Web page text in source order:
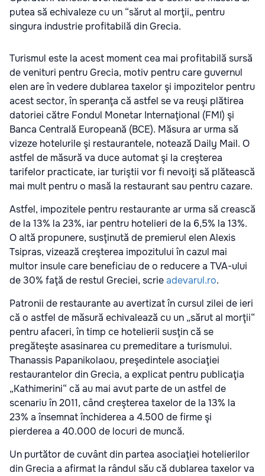
putea să echivaleze cu un “sărut al morţii„ pentru
singura industrie profitabilă din Grecia.
Turismul este la acest moment cea mai profitabilă sursă
de venituri pentru Grecia, motiv pentru care guvernul
elen are în vedere dublarea taxelor şi impozitelor pentru
acest sector, în speranţa că astfel se va reuşi plătirea
datoriei către Fondul Monetar Internaţional (FMI) şi
Banca Centrală Europeană (BCE). Măsura ar urma să
vizeze hotelurile şi restaurantele, notează Daily Mail. O
astfel de măsură va duce automat şi la creşterea
tarifelor practicate, iar turiştii vor fi nevoiţi să plătească
mai mult pentru o masă la restaurant sau pentru cazare.
Astfel, impozitele pentru restaurante ar urma să crească
de la 13% la 23%, iar pentru hotelieri de la 6,5% la 13%.
O altă propunere, susţinută de premierul elen Alexis
Tsipras, vizează creşterea impozitului în cazul mai
multor insule care beneficiau de o reducere a TVA-ului
de 30% faţă de restul Greciei, scrieadevarul.ro.
Patronii de restaurante au avertizat în cursul zilei de ieri
că o astfel de măsură echivalează cu un „sărut al morţii“
pentru afaceri, în timp ce hotelierii susţin că se
pregăteşte asasinarea cu premeditare a turismului.
Thanassis Papanikolaou, preşedintele asociaţiei
restaurantelor din Grecia, a explicat pentru publicaţia
„Kathimerini“ că au mai avut parte de un astfel de
scenariu în 2011, când creşterea taxelor de la 13% la
23% a însemnat închiderea a 4.500 de firme şi
pierderea a 40.000 de locuri de muncă.
Un purtător de cuvânt din partea asociaţiei hotelierilor
din Grecia a afirmat la rândul său că dublarea taxelor va